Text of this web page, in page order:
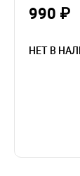
990 ₽
НЕТ В